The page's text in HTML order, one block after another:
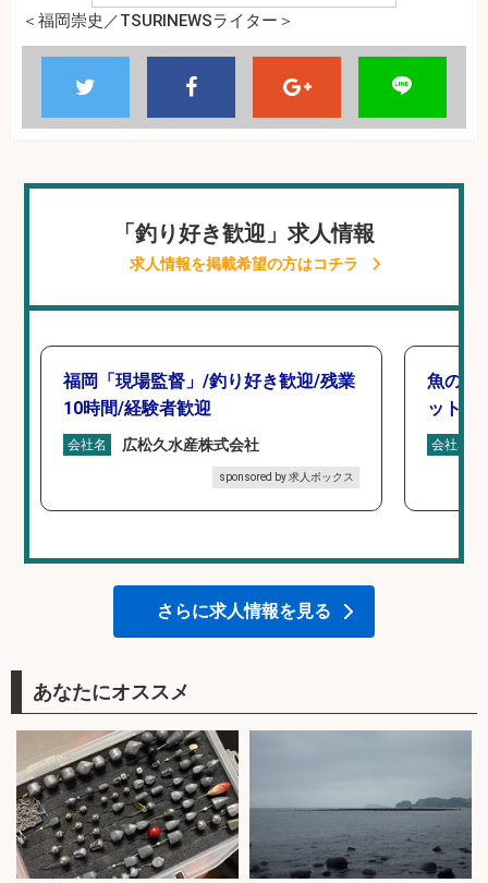
＜福岡崇史／TSURINEWSライター＞
「釣り好き歓迎」求人情報
求人情報を掲載希望の方はコチラ
福岡「現場監督」/釣り好き歓迎/残業
10時間/経験者歓迎
会社名 広松久水産株式会社
sponsored by 求人ボックス
魚の「
ットを
会社名
さらに求人情報を見る
あなたにオススメ